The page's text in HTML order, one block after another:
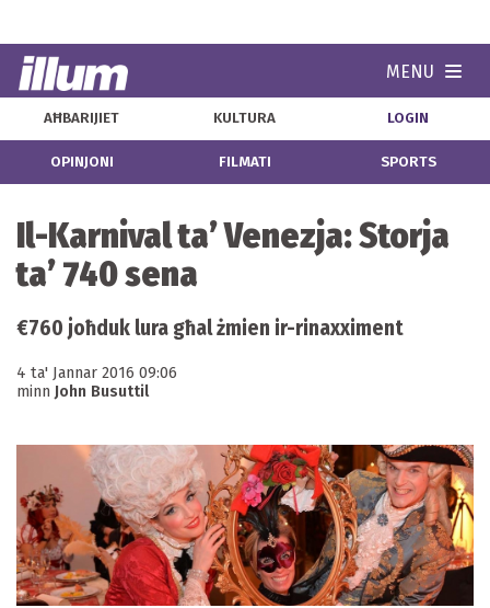
MENU
AĦBARIJIET KULTURA LOGIN
OPINJONI FILMATI SPORTS
Il-Karnival ta’ Venezja: Storja
ta’ 740 sena
€760 joħduk lura għal żmien ir-rinaxximent
4 ta' Jannar 2016 09:06
minn John Busuttil